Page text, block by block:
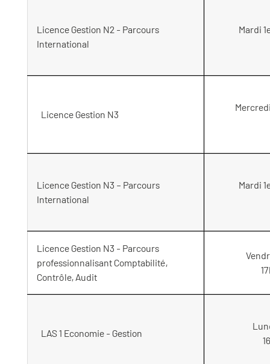
Licence Gestion N2 - Parcours
International
Mardi
Licence Gestion N3
Licence Gestion N3 – Parcours
International
Mardi
Licence Gestion N3 - Parcours
professionnalisant Comptabilité,
Contrôle, Audit
LAS 1 Economie - Gestion